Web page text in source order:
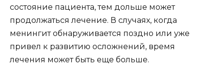
состояние пациента, тем дольше может
продолжаться лечение. В случаях, когда
менингит обнаруживается поздно или уже
привел к развитию осложнений, время
лечения может быть еще больше.